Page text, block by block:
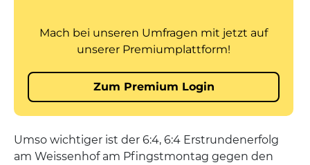
Umso wichtiger ist der 6:4, 6:4 Erstrundenerfolg
am Weissenhof am Pfingstmontag gegen den